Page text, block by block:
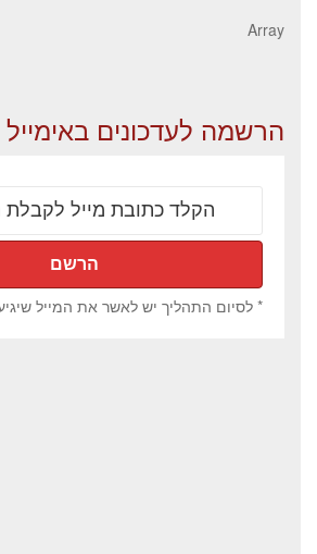
Array
הרשמה לעדכונים באימייל
* לסיום התהליך יש לאשר את המייל